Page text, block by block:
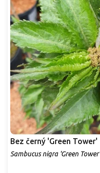
Bez černý 'Green Tower'
Sambucus nigra 'Green Tower'